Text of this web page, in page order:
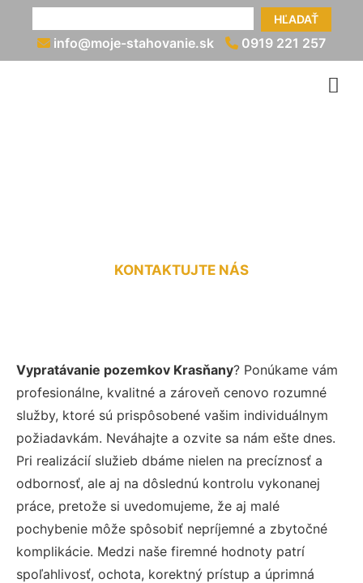
HĽADAŤ
info@moje-stahovanie.sk 0919 221 257
KONTAKTUJTE NÁS
Vypratávanie pozemkov Krasňany? Ponúkame vám
profesionálne, kvalitné a zároveň cenovo rozumné
služby, ktoré sú prispôsobené vašim individuálnym
požiadavkám. Neváhajte a ozvite sa nám ešte dnes.
Pri realizácií služieb dbáme nielen na precíznosť a
odbornosť, ale aj na dôslednú kontrolu vykonanej
práce, pretože si uvedomujeme, že aj malé
pochybenie môže spôsobiť nepríjemné a zbytočné
komplikácie. Medzi naše firemné hodnoty patrí
spoľahlivosť, ochota, korektný prístup a úprimná